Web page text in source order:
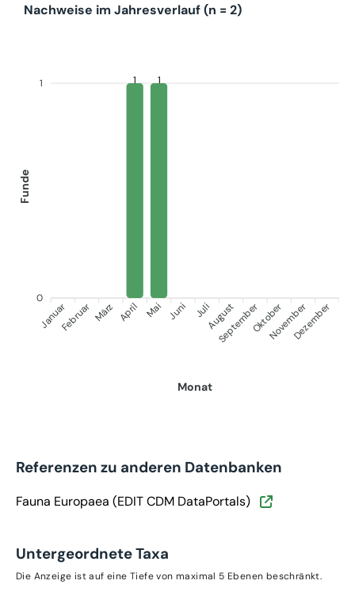
Nachweise im Jahresverlauf (n = 2)
1
0
Funde
1 1
JanuarFebruar März April Mai Juni JuliAugust
SeptemberOktoberNovemberDezember
Monat
Referenzen zu anderen Datenbanken
Fauna Europaea (EDIT CDM DataPortals)
Untergeordnete Taxa
Die Anzeige ist auf eine Tiefe von maximal 5 Ebenen beschränkt.